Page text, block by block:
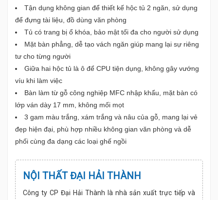
Tận dụng không gian để thiết kế hộc tủ 2 ngăn, sử dụng
để đựng tài liệu, đồ dùng văn phòng
Tủ có trang bị ổ khóa, bảo mật tối đa cho người sử dụng
Mặt bàn phẳng, dễ tạo vách ngăn giúp mang lại sự riêng
tư cho từng người
Giữa hai hộc tủ là ô để CPU tiện dụng, không gây vướng
víu khi làm việc
Bàn làm từ gỗ công nghiệp MFC nhập khẩu, mặt bàn có
lớp ván dày 17 mm, không mối mọt
3 gam màu trắng, xám trắng và nâu của gỗ, mang lại vẻ
đẹp hiện đại, phù hợp nhiều không gian văn phòng và dễ
phối cùng đa dạng các loại ghế ngồi
NỘI THẤT ĐẠI HẢI THÀNH
Công ty CP Đại Hải Thành là nhà sản xuất trực tiếp và